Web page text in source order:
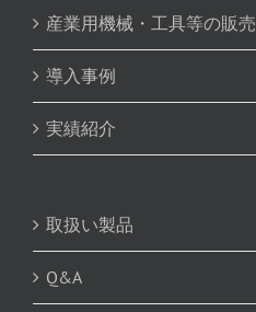
産業用機械・工具等の販売
導入事例
実績紹介
取扱い製品
Q&A